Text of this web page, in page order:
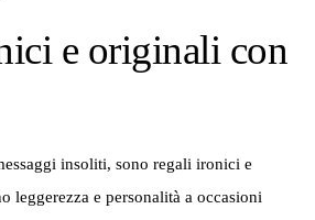
e originali con
insoliti, sono regali ironici e
leggerezza e personalità a occasioni